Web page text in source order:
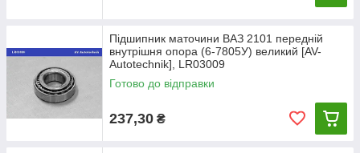
Підшипник маточини ВАЗ 2101 передній
внутрішня опора (6-7805У) великий [AV-
Autotechnik], LR03009
Готово до відправки
237,30 ₴